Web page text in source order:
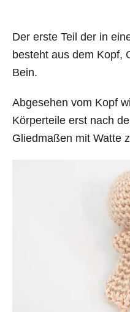
Der erste Teil der in
besteht aus dem Kopf,
Bein.
Abgesehen vom Kopf
Körperteile erst nach
Gliedmaßen mit Watte